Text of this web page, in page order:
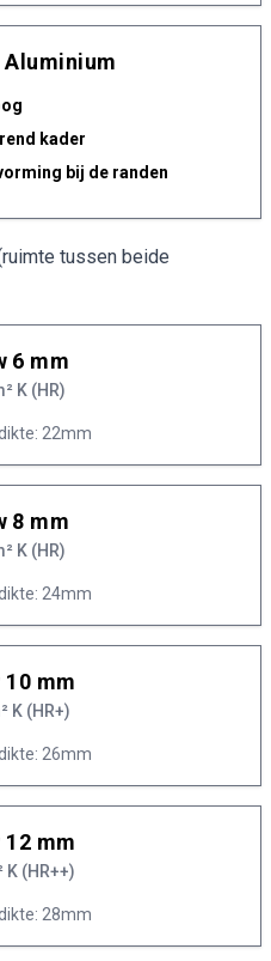
Aluminium
kader
bij de randen
tussen beide
6 mm
K (HR)
22mm
8 mm
K (HR)
24mm
10 mm
K (HR+)
26mm
12 mm
K (HR++)
28mm